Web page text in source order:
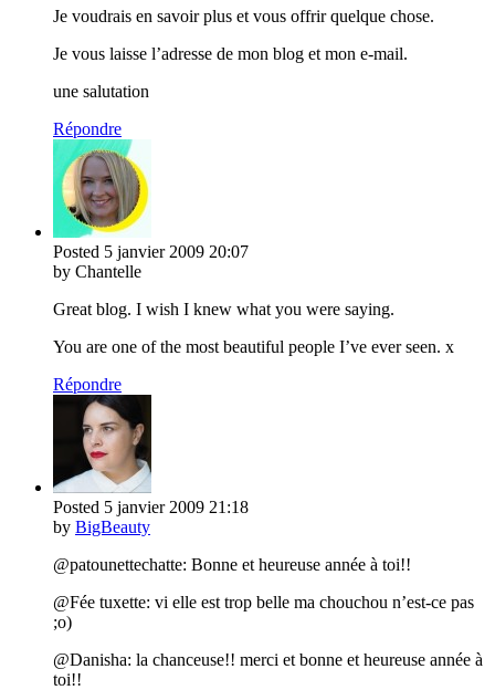
Je voudrais en savoir plus et vous offrir quelque chose.
Je vous laisse l’adresse de mon blog et mon e-mail.
une salutation
Répondre
Posted 5 janvier 2009 20:07
by Chantelle
Great blog. I wish I knew what you were saying.
You are one of the most beautiful people I’ve ever seen. x
Répondre
Posted 5 janvier 2009 21:18
by BigBeauty
@patounettechatte: Bonne et heureuse année à toi!!
@Fée tuxette: vi elle est trop belle ma chouchou n’est-ce pas
;o)
@Danisha: la chanceuse!! merci et bonne et heureuse année à
toi!!